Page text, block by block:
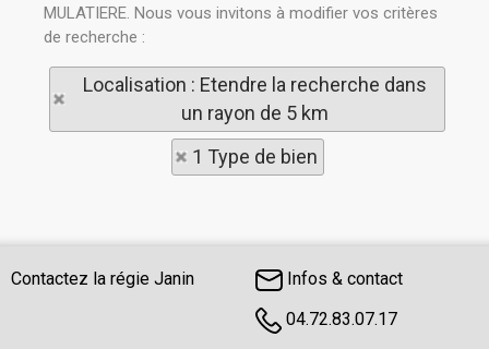
MULATIERE. Nous vous invitons à modifier vos critères
de recherche :
Localisation : Etendre la recherche dans
un rayon de 5 km
1 Type de bien
Contactez la régie Janin
Infos & contact
04.72.83.07.17